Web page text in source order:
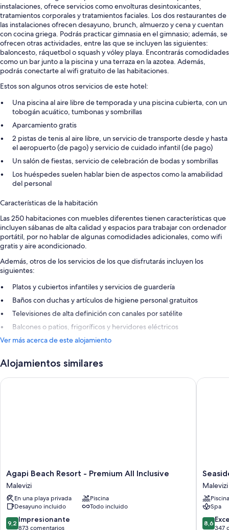
instalaciones, ofrece servicios como envolturas desintoxicantes,
tratamientos corporales y tratamientos faciales. Los dos restaurantes de
las instalaciones ofrecen desayuno, brunch, almuerzo y cena y cuentan
con cocina griega. Podrás practicar gimnasia en el gimnasio; además, se
ofrecen otras actividades, entre las que se incluyen las siguientes:
baloncesto, ráquetbol o squash y vóley playa. Encontrarás comodidades
como un bar junto a la piscina y una terraza en la azotea. Además,
podrás conectarte al wifi gratuito de las habitaciones.
Estos son algunos otros servicios de este hotel:
Una piscina al aire libre de temporada y una piscina cubierta, con un
tobogán acuático, tumbonas y sombrillas
Aparcamiento gratis
2 pistas de tenis al aire libre, un servicio de transporte desde y hasta
el aeropuerto (de pago) y servicio de cuidado infantil (de pago)
Un salón de fiestas, servicio de celebración de bodas y sombrillas
Los huéspedes suelen hablar bien de aspectos como la amabilidad
del personal
Características de la habitación
Las 250 habitaciones con muebles diferentes tienen características que
incluyen sábanas de alta calidad y espacios para trabajar con ordenador
portátil, por no hablar de algunas comodidades adicionales, como wifi
gratis y aire acondicionado.
Además, otros de los servicios de los que disfrutarás incluyen los
siguientes:
Platos y cubiertos infantiles y servicios de guardería
Baños con duchas y artículos de higiene personal gratuitos
Televisiones de alta definición con canales por satélite
Balcones o patios, frigoríficos y hervidores eléctricos
Ver más acerca de este alojamiento
Alojamientos similares
Agapi
Beach
Resort
-
Premium
All
Inclusive
Agapi Beach Resort - Premium All Inclusive
Malevizi
En una playa privada
Piscina
Desayuno incluido
Todo incluido
9.2
sobre
9,2 Impresionante
873 comentarios
Agapi Beach Resort - Premium All Inclusive
Seaside
A
Lifestyle
Resort
All
Inclusive
Malevizi
Malevizi
Piscina
Spa
8.6
sobre
8,6
347
Seaside